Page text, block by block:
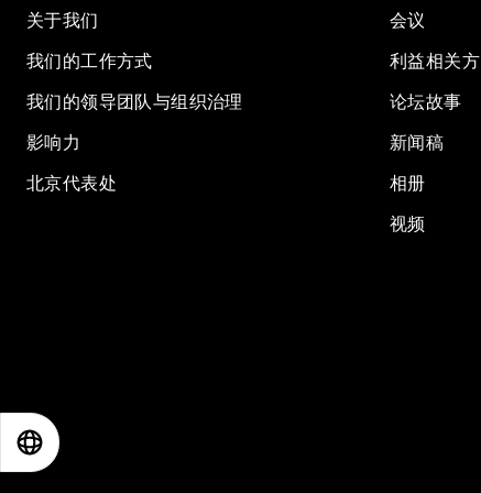
关于我们
我们的工作方式
我们的领导团队与组织治理
影响力
北京代表处
会议
利益相关方
论坛故事
新闻稿
相册
视频